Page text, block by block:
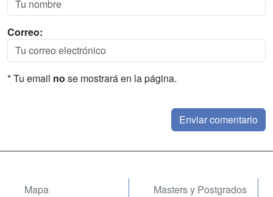
Correo:
* Tu email no se mostrará en la página.
Mapa
Masters y Postgrados